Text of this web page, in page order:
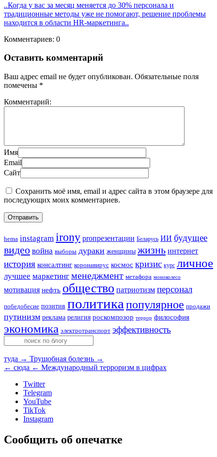
..Когда у вас за месяц меняется до 30% персонала и
традиционные методы уже не помогают, решение проблемы
находится в области HR-маркетинга..
Комментариев: 0
Оставить комментарий
Ваш адрес email не будет опубликован. Обязательные поля
помечены *
Комментарий:
Имя
Email
Сайт
Сохранить моё имя, email и адрес сайта в этом браузере для
последующих моих комментариев.
hema instagram irony proпрезентации Беларусь ИИ будущее
видео война выборы дураки женщины жизнь интернет
история консалтинг коронавирус космос кризис курс личное
лучшее маркетинг менеджмент метафора моноколесо
мотивация нефть общество патриотизм персонал
победобесие позитив политика популярное продажи
путинизм реклама религия роскомпозор террор философия
экономика электротранспорт эффективность
туда → Трущобная болезнь →
← сюда ← Международный терроризм в цифрах
Twitter
Telegram
YouTube
TikTok
Instagram
Сообщить об опечатке